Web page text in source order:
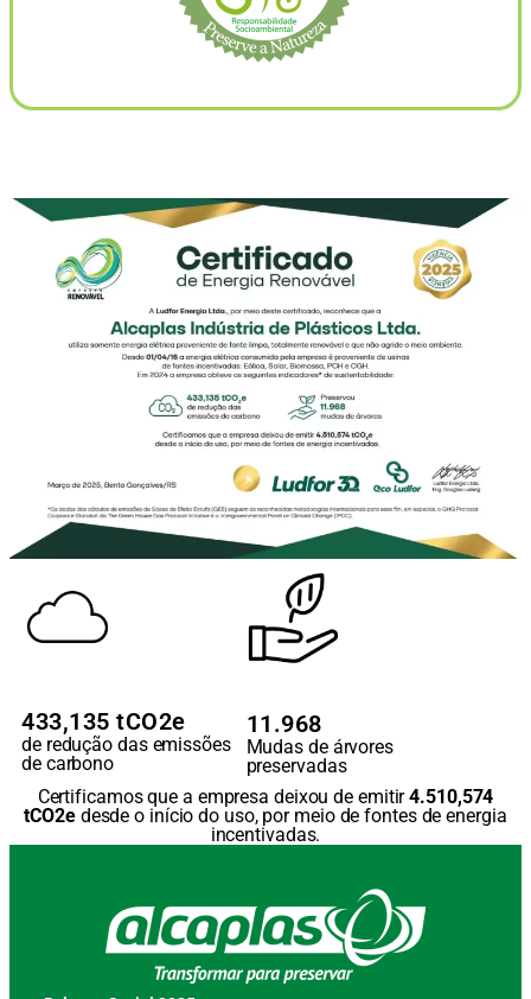
433,135 tCO2e
de redução das emissões
de carbono
11.968
Mudas de árvores
preservadas
Certificamos que a empresa deixou de emitir4.510,574
tCO2edesde o início do uso, por meio de fontes de energia
incentivadas.